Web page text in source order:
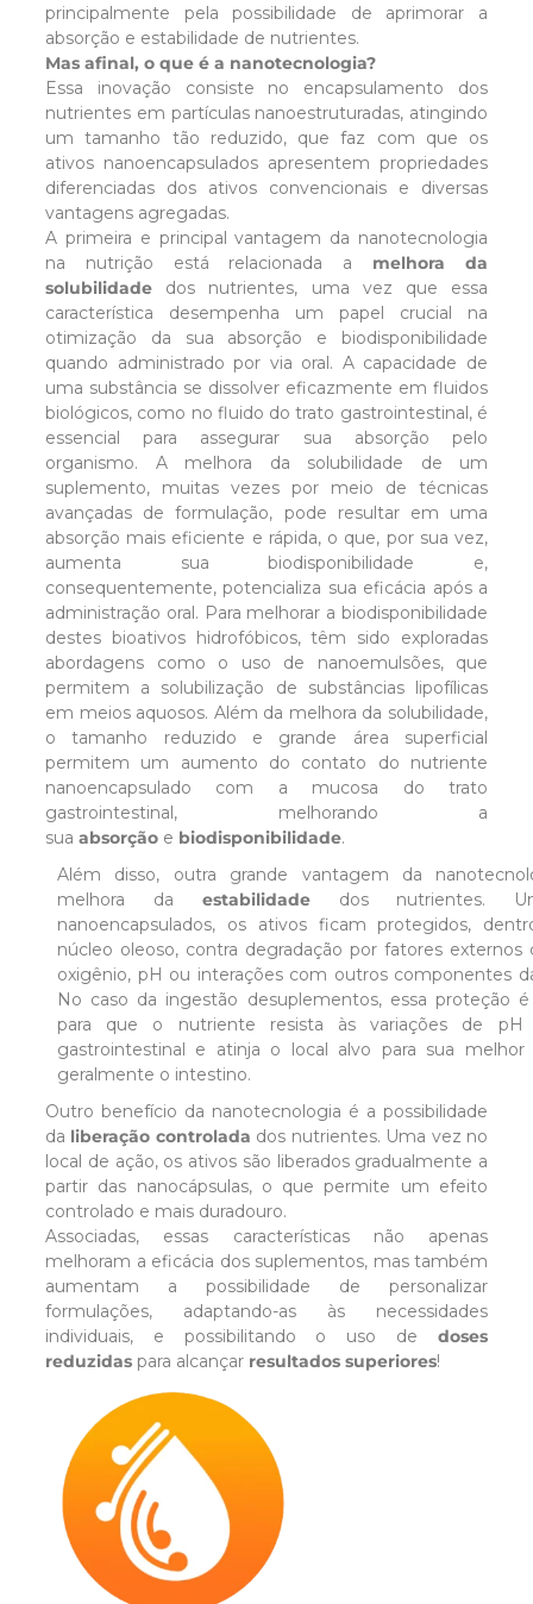
principalmente pela possibilidade de aprimorar a
absorção e estabilidade de nutrientes.
Mas afinal, o que é a nanotecnologia?
Essa inovação consiste no encapsulamento dos
nutrientes em partículas nanoestruturadas, atingindo
um tamanho tão reduzido, que faz com que os
ativos nanoencapsulados apresentem propriedades
diferenciadas dos ativos convencionais e diversas
vantagens agregadas.
A primeira e principal vantagem da nanotecnologia
na nutrição está relacionada a melhora da
solubilidade dos nutrientes, uma vez que essa
característica desempenha um papel crucial na
otimização da sua absorção e biodisponibilidade
quando administrado por via oral. A capacidade de
uma substância se dissolver eficazmente em fluidos
biológicos, como no fluido do trato gastrointestinal, é
essencial para assegurar sua absorção pelo
organismo. A melhora da solubilidade de um
suplemento, muitas vezes por meio de técnicas
avançadas de formulação, pode resultar em uma
absorção mais eficiente e rápida, o que, por sua vez,
aumenta sua biodisponibilidade e,
consequentemente, potencializa sua eficácia após a
administração oral. Para melhorar a biodisponibilidade
destes bioativos hidrofóbicos, têm sido exploradas
abordagens como o uso de nanoemulsões, que
permitem a solubilização de substâncias lipofílicas
em meios aquosos. Além da melhora da solubilidade,
o tamanho reduzido e grande área superficial
permitem um aumento do contato do nutriente
nanoencapsulado com a mucosa do trato
gastrointestinal, melhorando a
sua absorção e biodisponibilidade.
Além disso, outra grande vantagem da
melhora da estabilidadedos nutrientes.
nanoencapsulados, os ativos ficam protegidos,
núcleo oleoso, contra degradação por fatores externos
oxigênio, pH ou interações com outros componentes
No caso da ingestão desuplementos, essa proteção é
para que o nutriente resista às variações de
gastrointestinal e atinja o local alvo para sua melhor
geralmente o intestino.
Outro benefício da nanotecnologia é a possibilidade
da liberação controlada dos nutrientes. Uma vez no
local de ação, os ativos são liberados gradualmente a
partir das nanocápsulas, o que permite um efeito
controlado e mais duradouro.
Associadas, essas características não apenas
melhoram a eficácia dos suplementos, mas também
aumentam a possibilidade de personalizar
formulações, adaptando-as às necessidades
individuais, e possibilitando o uso de doses
reduzidas para alcançar resultados superiores!